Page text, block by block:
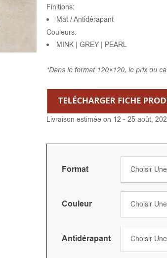
Finitions:
Mat / Antidérapant
Couleurs:
MINK | GREY | PEARL
*Dans le format 120×120, le prix du
Livraison estimée on 12 - 25 août,
Format
Couleur
Antidérapant